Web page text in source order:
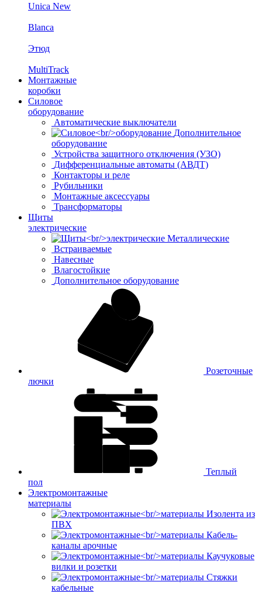
Unica New
Blanca
Этюд
MultiTrack
Монтажные
коробки
Силовое
оборудование
Автоматические выключатели
Дополнительное
оборудование
Устройства защитного отключения (УЗО)
Дифференциальные автоматы (АВДТ)
Контакторы и реле
Рубильники
Монтажные аксессуары
Трансформаторы
Щиты
электрические
Металлические
Встраиваемые
Навесные
Влагостойкие
Дополнительное оборудование
Розеточные
лючки
Теплый
пол
Электромонтажные
материалы
Изолента из
ПВХ
Кабель-
каналы арочные
Каучуковые
вилки и розетки
Стяжки
кабельные